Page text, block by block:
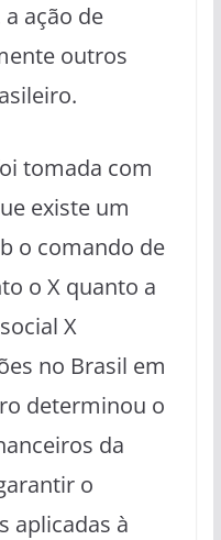
ação de
outros
tomada com
existe um
o comando de
o X quanto a
X
no Brasil em
determinou o
da
o
aplicadas à